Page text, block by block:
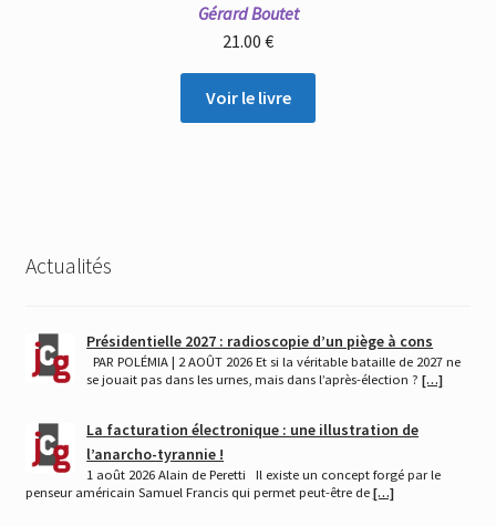
Gérard Boutet
21.00 €
Voir le livre
Actualités
Présidentielle 2027 : radioscopie d’un piège à cons
PAR POLÉMIA | 2 AOÛT 2026 Et si la véritable bataille de 2027 ne
se jouait pas dans les urnes, mais dans l’après-élection ?[…]
La facturation électronique : une illustration de
l’anarcho-tyrannie !
1 août 2026 Alain de Peretti Il existe un concept forgé par le
penseur américain Samuel Francis qui permet peut-être de […]